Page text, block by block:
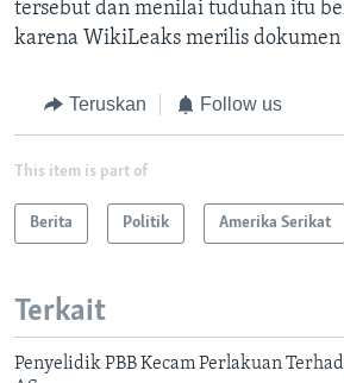
tersebut dan menilai tuduhan itu
karena WikiLeaks merilis
Teruskan Follow us
This item is part of
Berita Politik Amerika Serikat
Terkait
Penyelidik PBB Kecam Perlakuan